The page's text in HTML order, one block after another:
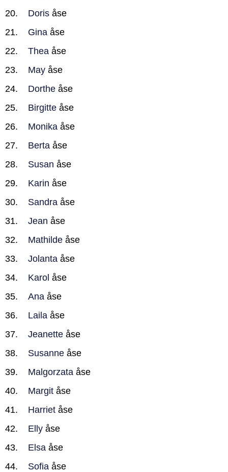
Doris åse
Gina åse
Thea åse
May åse
Dorthe åse
Birgitte åse
Monika åse
Berta åse
Susan åse
Karin åse
Sandra åse
Jean åse
Mathilde åse
Jolanta åse
Karol åse
Ana åse
Laila åse
Jeanette åse
Susanne åse
Malgorzata åse
Margit åse
Harriet åse
Elly åse
Elsa åse
Sofia åse